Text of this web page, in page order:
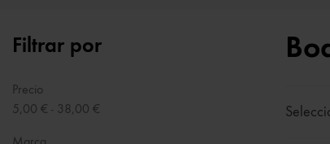
Filtrar por
Precio
5,00 € - 38,00 €